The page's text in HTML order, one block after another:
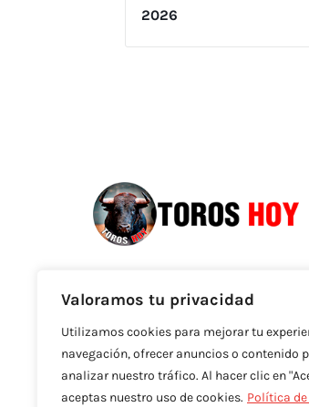
Valoramos tu privacidad
Utilizamos cookies para mejorar tu
navegación, ofrecer anuncios o contenido
analizar nuestro tráfico. Al hacer clic en
aceptas nuestro uso de cookies. Política
2026